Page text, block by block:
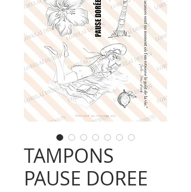
TAMPONS
PAUSE DOREE